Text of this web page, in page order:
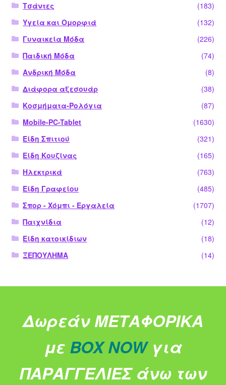
Τσάντες
(183)
Υγεία και Ομορφιά
(132)
Γυναικεία Μόδα
(226)
Παιδική Μόδα
(74)
Ανδρική Μόδα
(8)
Διάφορα αξεσουάρ
(38)
Κοσμήματα-Ρολόγια
(87)
Mobile-PC-Tablet
(1630)
Είδη Σπιτιού
(321)
Είδη Κουζίνας
(165)
Ηλεκτρικά
(763)
Είδη Γραφείου
(485)
Σπορ - Χόμπι - Εργαλεία
(1707)
Παιχνίδια
(12)
Είδη κατοικίδιων
(18)
ΞΕΠΟΥΛΗΜΑ
(14)
Δωρεάν ΜΕΤΑΦΟΡΙΚΑ
με BOX NOW για
ΠΑΡΑΓΓΕΛΙΕΣ άνω των